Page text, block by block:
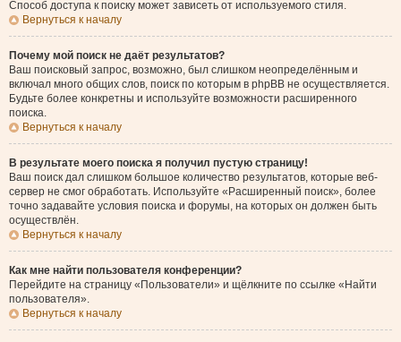
Способ доступа к поиску может зависеть от используемого стиля.
Вернуться к началу
Почему мой поиск не даёт результатов?
Ваш поисковый запрос, возможно, был слишком неопределённым и
включал много общих слов, поиск по которым в phpBB не осуществляется.
Будьте более конкретны и используйте возможности расширенного
поиска.
Вернуться к началу
В результате моего поиска я получил пустую страницу!
Ваш поиск дал слишком большое количество результатов, которые веб-
сервер не смог обработать. Используйте «Расширенный поиск», более
точно задавайте условия поиска и форумы, на которых он должен быть
осуществлён.
Вернуться к началу
Как мне найти пользователя конференции?
Перейдите на страницу «Пользователи» и щёлкните по ссылке «Найти
пользователя».
Вернуться к началу